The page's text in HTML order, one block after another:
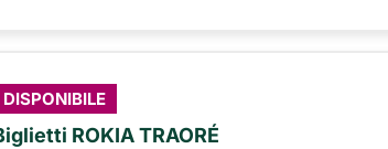
DISPONIBILE
ROKIA TRAORÉ